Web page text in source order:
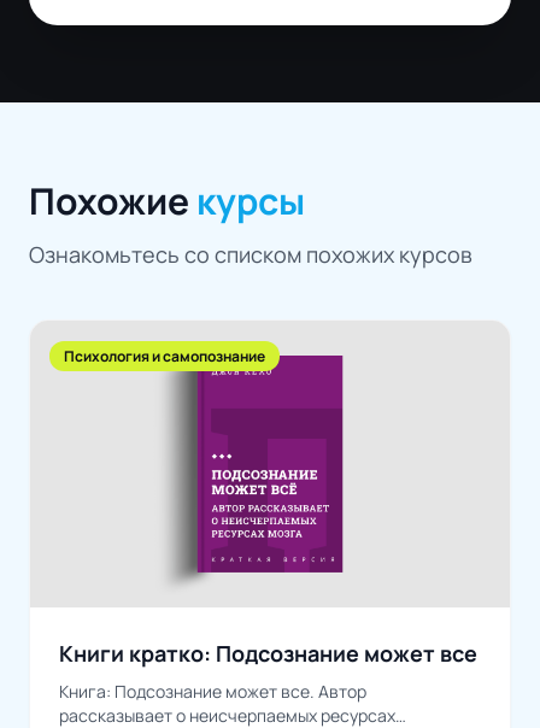
Похожие курсы
Ознакомьтесь со списком похожих курсов
Психология и самопознание
Книги кратко: Подсознание может все
Книга: Подсознание может все. Автор
рассказывает о неисчерпаемых ресурсах